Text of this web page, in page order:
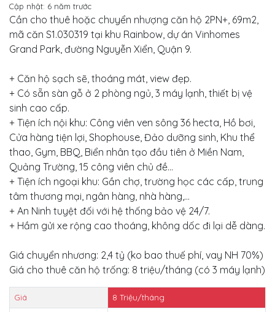
Cập nhật: 6 năm trước
Cần cho thuê hoặc chuyển nhượng căn hộ 2PN+, 69m2,
mã căn S1.030319 tại khu Rainbow, dự án Vinhomes
Grand Park, đường Nguyễn Xiển, Quận 9.
+ Căn hộ sạch sẽ, thoáng mát, view đẹp.
+ Có sẵn sàn gỗ ở 2 phòng ngủ, 3 máy lạnh, thiết bị vệ
sinh cao cấp.
+ Tiện ích nội khu: Công viên ven sông 36 hecta, Hồ bơi,
Cửa hàng tiện lợi, Shophouse, Đảo dưỡng sinh, Khu thể
thao, Gym, BBQ, Biển nhân tạo đầu tiên ở Miền Nam,
Quảng Trường, 15 công viên chủ đề...
+ Tiện ích ngoại khu: Gần chợ, trường học các cấp, trung
tâm thương mại, ngân hàng, nhà hàng,...
+ An Ninh tuyệt đối với hệ thống bảo vệ 24/7.
+ Hầm gửi xe rộng cao thoáng, không dốc đi lại dễ dàng.
Giá chuyển nhương: 2,4 tỷ (ko bao thuế phí, vay NH 70%)
Giá cho thuê căn hộ trống: 8 triệu/tháng (có 3 máy lạnh)
Giá 8 Triệu/tháng